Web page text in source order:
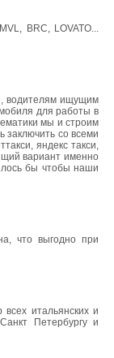
BRC, LOVATO...
, водителям ищущим
для работы в
мы и строим
со всеми
яндекс такси,
вариант именно
бы чтобы наши
что выгодно при
итальянских и
Петербургу и